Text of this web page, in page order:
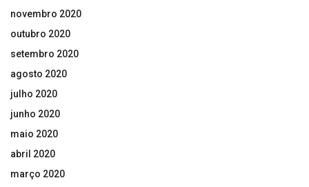
novembro 2020
outubro 2020
setembro 2020
agosto 2020
julho 2020
junho 2020
maio 2020
abril 2020
março 2020